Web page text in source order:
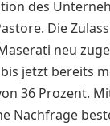
des
Die
neu
jetzt bereits
36 Prozent.
Nachfrage